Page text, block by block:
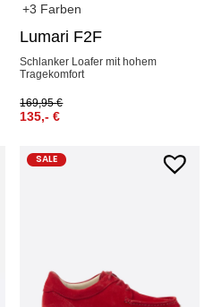
+3 Farben
Lumari F2F
Schlanker Loafer mit hohem
Tragekomfort
169,95€
135,-€
SALE